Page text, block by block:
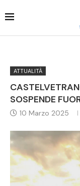
ATTUALITÀ
SOSPENDE
10 Marzo 2025